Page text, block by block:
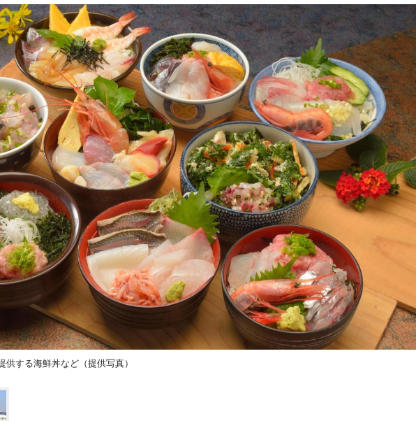
供する海鮮丼など（提供写真）